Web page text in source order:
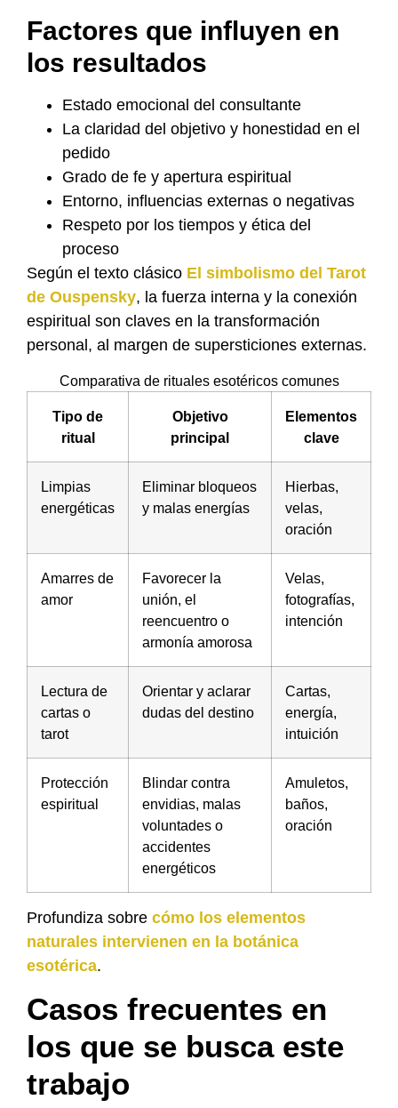
Factores que influyen en
los resultados
Estado emocional del consultante
La claridad del objetivo y honestidad en el
pedido
Grado de fe y apertura espiritual
Entorno, influencias externas o negativas
Respeto por los tiempos y ética del
proceso
Según el texto clásico El simbolismo del Tarot
de Ouspensky, la fuerza interna y la conexión
espiritual son claves en la transformación
personal, al margen de supersticiones externas.
Comparativa de rituales esotéricos comunes
Tipo de
ritual
Objetivo
principal
Elementos
clave
Limpias
energéticas
Eliminar bloqueos
y malas energías
Hierbas,
velas,
oración
Amarres de
amor
Favorecer la
unión, el
reencuentro o
armonía amorosa
Velas,
fotografías,
intención
Lectura de
cartas o
tarot
Orientar y aclarar
dudas del destino
Cartas,
energía,
intuición
Protección
espiritual
Blindar contra
envidias, malas
voluntades o
accidentes
energéticos
Amuletos,
baños,
oración
Profundiza sobre cómo los elementos
naturales intervienen en la botánica
esotérica.
Casos frecuentes en
los que se busca este
trabajo